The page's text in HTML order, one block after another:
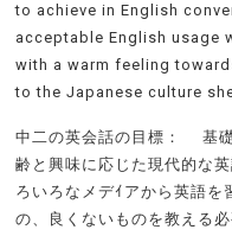
to achieve in English
acceptable English usage
with a warm feeling
to the Japanese culture
中二の英会話の目標 ： 基礎
齢と興味に応じた現代的な
ろいろなメデｲアから英語を
の、良くないものを教える